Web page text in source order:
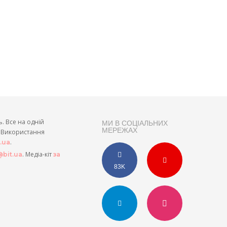
МИ В СОЦІАЛЬНИХ
МЕРЕЖАХ
83K
Все на одній
Використання
.
. Медіа-кіт за